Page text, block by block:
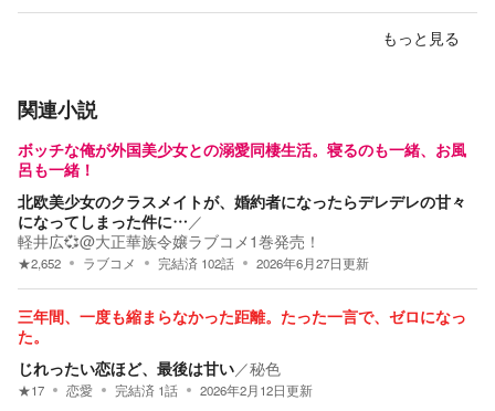
もっと見る
関連小説
ボッチな俺が外国美少女との溺愛同棲生活。寝るのも一緒、お風
呂も一緒！
北欧美少女のクラスメイトが、婚約者になったらデレデレの甘々
になってしまった件に…／
軽井広💞@大正華族令嬢ラブコメ1巻発売！
★2,652 ラブコメ 完結済 102話 2026年6月27日更新
三年間、一度も縮まらなかった距離。たった一言で、ゼロになっ
た。
じれったい恋ほど、最後は甘い／秘色
★17 恋愛 完結済 1話 2026年2月12日更新